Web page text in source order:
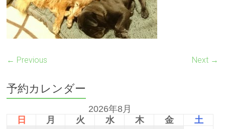
← Previous Next →
予約カレンダー
2026年8月
日
月 火 水 木 金 土